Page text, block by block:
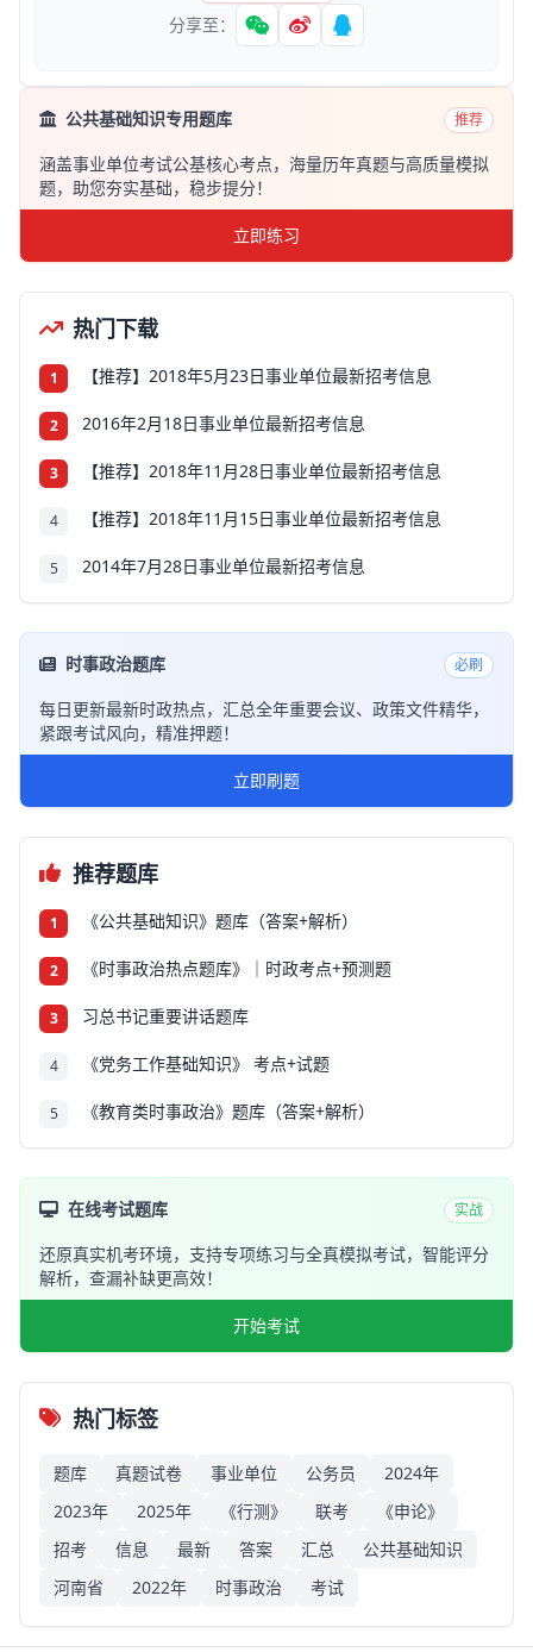
分享至：
公共基础知识专用题库 推荐
涵盖事业单位考试公基核心考点，海量历年真题与高质量模拟
题，助您夯实基础，稳步提分！
立即练习
热门下载
1 【推荐】2018年5月23日事业单位最新招考信息
2 2016年2月18日事业单位最新招考信息
3 【推荐】2018年11月28日事业单位最新招考信息
4 【推荐】2018年11月15日事业单位最新招考信息
5 2014年7月28日事业单位最新招考信息
时事政治题库 必刷
每日更新最新时政热点，汇总全年重要会议、政策文件精华，
紧跟考试风向，精准押题！
立即刷题
推荐题库
1 《公共基础知识》题库（答案+解析）
2 《时事政治热点题库》｜时政考点+预测题
3 习总书记重要讲话题库
4 《党务工作基础知识》 考点+试题
5 《教育类时事政治》题库（答案+解析）
在线考试题库 实战
还原真实机考环境，支持专项练习与全真模拟考试，智能评分
解析，查漏补缺更高效！
开始考试
热门标签
题库 真题试卷 事业单位 公务员
2024年
2023年
2025年 《行测》 联考
《申论》
招考
信息 最新 答案 汇总
公共基础知识
河南省
2022年 时事政治 考试